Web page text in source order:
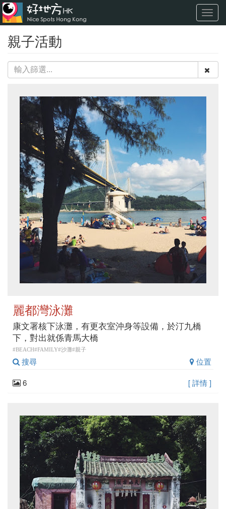
親子活動
麗都灣泳灘
康文署核下泳灘，有更衣室沖身等設備，於汀九橋
下，對出就係青馬大橋
#BEACH#FAMILY#沙灘#親子
搜尋
位置
6
[ 詳情 ]